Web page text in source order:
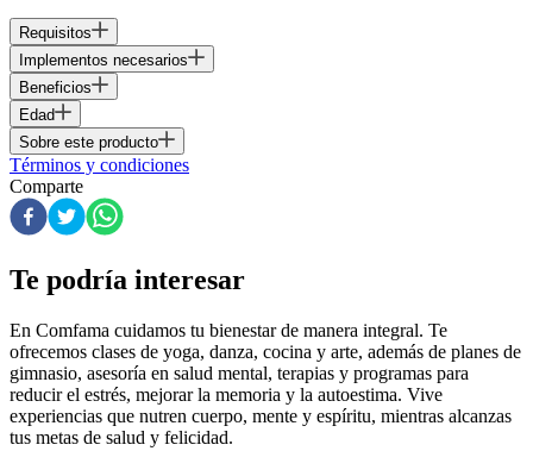
Requisitos
Implementos necesarios
Beneficios
Edad
Sobre este producto
Términos y condiciones
Comparte
Te podría interesar
En Comfama cuidamos tu bienestar de manera integral. Te
ofrecemos clases de yoga, danza, cocina y arte, además de planes de
gimnasio, asesoría en salud mental, terapias y programas para
reducir el estrés, mejorar la memoria y la autoestima. Vive
experiencias que nutren cuerpo, mente y espíritu, mientras alcanzas
tus metas de salud y felicidad.